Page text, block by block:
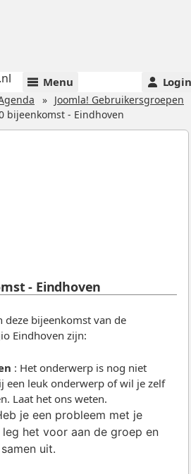
Menu Login
Joomla! Gebruikersgroepen
bijeenkomst - Eindhoven
- Eindhoven
deze bijeenkomst van de
Eindhoven zijn:
: Het onderwerp is nog niet
een leuk onderwerp of wil je zelf
Laat het ons weten.
je een probleem met je
het voor aan de groep en
uit.